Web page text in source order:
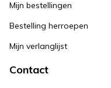
Mijn bestellingen
Bestelling herroepen
Mijn verlanglijst
Contact